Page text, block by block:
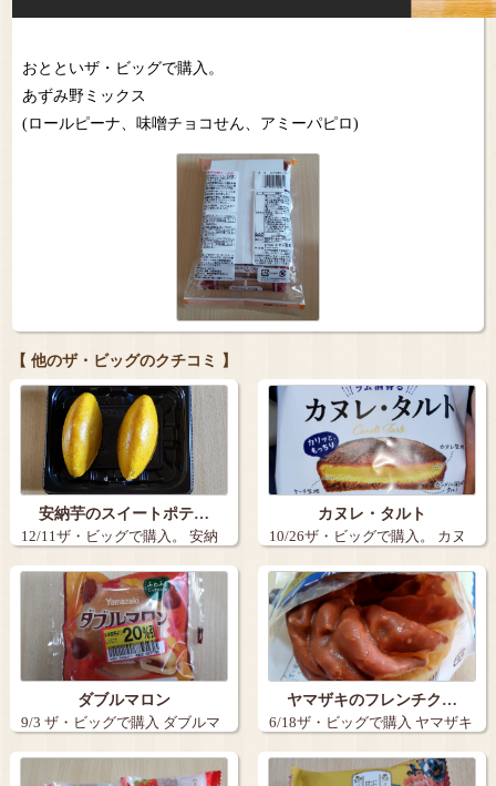
おとといザ・ビッグで購入。
あずみ野ミックス
(ロールピーナ、味噌チョコせん、アミーパピロ)
【 他のザ・ビッグのクチコミ 】
安納芋のスイートポテ…
12/11ザ・ビッグで購入。 安納
芋の…
カヌレ・タルト
10/26ザ・ビッグで購入。 カヌ
レ・…
ダブルマロン
9/3 ザ・ビッグで購入 ダブルマ
ロ…
ヤマザキのフレンチク…
6/18ザ・ビッグで購入 ヤマザキ
のフ…